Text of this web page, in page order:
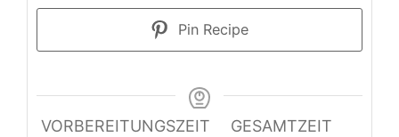
Pin Recipe
VORBEREITUNGSZEIT
GESAMTZEIT